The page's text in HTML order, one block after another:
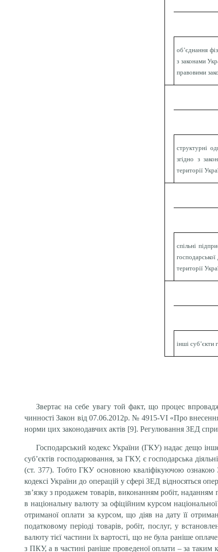
об’єднання
з законами
правовими
структурні
згідно з
території
спільні
території
інші суб’єкти
Звертає на себе увагу той факт, що процес
чинності Закон від 07.06.2012р. № 4915-VI «Про
норми цих законодавчих актів [9]. Регулювання ЗЕД
Господарський кодекс України (ГКУ) надає дещо
суб’єктів господарювання, за ГКУ, є господарська
(ст. 377). Тобто ГКУ основною кваліфікуючою
кодексі України до операцій у сфері ЗЕД відносяться
зв’язку з продажем товарів, виконанням робіт, наданням
в національну валюту за офіційним курсом
отриманої оплати за курсом, що діяв на дату її
податковому періоді товарів, робіт, послуг, у
валюту тієї частини їх вартості, що не була раніше
з ПКУ, а в частині раніше проведеної оплати – за таким